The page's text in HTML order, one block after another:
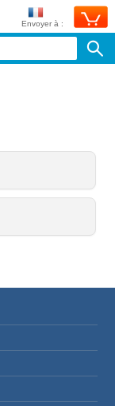
Envoyer à :